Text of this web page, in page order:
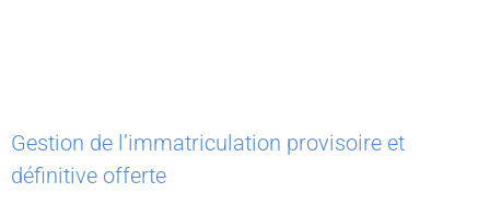
Gestion de l’immatriculation provisoire et
définitive offerte